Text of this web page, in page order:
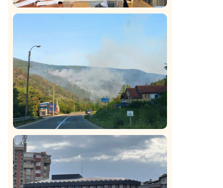
predsednika SDPS
Društvo Istaknuto 272
Požar od Magliča do Ušća, brda u
plamenu – vatrogasci na terenu